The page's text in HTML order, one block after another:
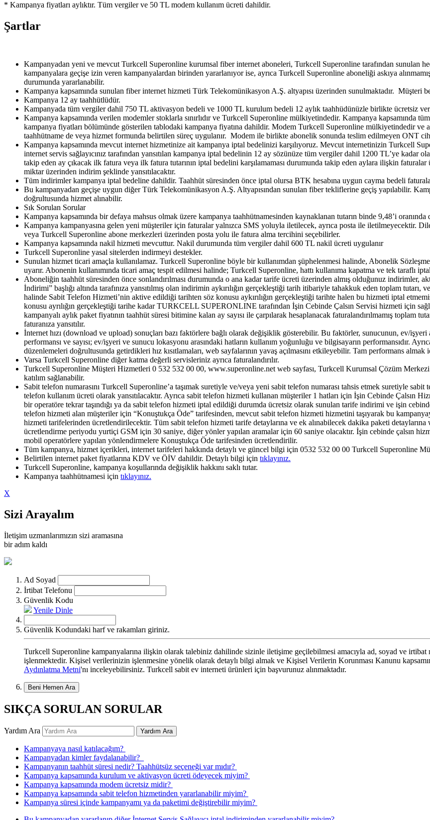
​* Kampanya fiyatları aylıktır. Tüm vergiler ve 50 TL modem kullanım ücreti dahildir.
Şartlar
Kampanyadan yeni ve mevcut Turkcell Superonline kurumsal fiber internet aboneleri, Turkcell Superonline tarafından sunulan
kampanyalara geçişe izin veren kampanyalardan birinden yararlanıyor ise, ayrıca Turkcell Superonline aboneliği askıya
durumunda yararlanabilir.
Kampanya kapsamında sunulan fiber internet hizmeti Türk Telekomünikasyon A.Ş. altyapısı üzerinden sunulmaktadır. Müşteri
Kampanya 12 ay taahhütlüdür.
Kampanyada tüm vergiler dahil 750 TL aktivasyon bedeli ve 1000 TL kurulum bedeli 12 aylık taahhüdünüzle birlikte ücretsiz
Kampanya kapsamında verilen modemler stoklarla sınırlıdır ve Turkcell Superonline mülkiyetindedir. Kampanya kapsamında
kampanya fiyatları bölümünde gösterilen tablodaki kampanya fiyatına dahildir. Modem Turkcell Superonline mülkiyetindedir
taahhütname de veya hizmet formunda belirtilen süreç uygulanır. Modem ile birlikte abonelik sonunda teslim edilmeyen ONT
Kampanya kapsamında mevcut internet hizmetinize ait kampanya iptal bedelinizi karşılıyoruz. Mevcut internetinizin Turkcell
internet servis sağlayıcınız tarafından yansıtılan kampanya iptal bedelinin 12 ay sözünüze tüm vergiler dahil 1200 TL’ye kadar
takip eden ay çıkacak ilk fatura veya ilk fatura tutarının iptal bedelini karşılamaması durumunda takip eden aylara ilişkin faturalar
miktar üzerinden indirim şeklinde yansıtılacaktır.
Tüm indirimler kampanya iptal bedeline dahildir. Taahhüt süresinden önce iptal olursa BTK hesabına uygun cayma bedeli
Bu kampanyadan geçişe uygun diğer Türk Telekomünikasyon A.Ş. Altyapısından sunulan fiber tekliflerine geçiş yapılabilir.
doğrultusunda hizmet alınabilir.
Sık Sorulan Sorular​
Kampanya kapsamında bir defaya mahsus olmak üzere kampanya taahhütnamesinden kaynaklanan tutarın binde 9,48’i oranında
Kampanya kampanyasına gelen yeni müşteriler için faturalar yalnızca SMS yoluyla iletilecek, ayrıca posta ile iletilmeyecektir.
veya Turkcell Superonline abone merkezleri üzerinden posta yolu ile fatura alma tercihini seçebilirler.
Kampanya kapsamında nakil hizmeti mevcuttur. Nakil durumunda tüm vergiler dahil 600 TL nakil ücreti uygulanır
Turkcell Superonline yasal sitelerden indirmeyi destekler.
Sunulan hizmet ticari amaçla kullanılamaz. Turkcell Superonline böyle bir kullanımdan şüphelenmesi halinde, Abonelik
uyarır. Abonenin kullanımında ticari amaç tespit edilmesi halinde; Turkcell Superonline, hattı kullanıma kapatma ve tek taraflı iptal
Aboneliğin taahhüt süresinden önce sonlandırılması durumunda o ana kadar tarife ücreti üzerinden almış olduğunuz indirimler,
İndirimi” başlığı altında tarafınıza yansıtılmış olan indirimin aykırılığın gerçekleştiği tarih itibariyle tahakkuk eden toplam
halinde Sabit Telefon Hizmeti’nin aktive edildiği tarihten söz konusu aykırılığın gerçekleştiği tarihte halen bu hizmeti iptal
konusu ayrılığın gerçekleştiği tarihe kadar TURKCELL SUPERONLINE tarafından İşin Cebinde Çalsın Servisi hizmeti için
kampanyalı aylık paket fiyatının taahhüt süresi bitimine kalan ay sayısı ile çarpılarak hesaplanacak faturalandırılmamış toplam
faturanıza yansıtılır.
İnternet hızı (download ve upload) sonuçları bazı faktörlere bağlı olarak değişiklik gösterebilir. Bu faktörler, sunucunun, ev/
performansı ve sayısı; ev/işyeri ve sunucu lokasyonu arasındaki hatların kullanım yoğunluğu ve bilgisayarın performansıdır.
düzenlemeleri doğrultusunda getirdikleri hız kısıtlamaları, web sayfalarının yavaş açılmasını etkileyebilir. Tam performans
Varsa Turkcell Superonline diğer katma değerli servisleriniz ayrıca faturalandırılır.
Turkcell Superonline Müşteri Hizmetleri 0 532 532 00 00, www.superonline.net web sayfası, Turkcell Kurumsal Çözüm
katılım sağlanabilir.
Sabit telefon numarasını Turkcell Superonline’a taşımak suretiyle ve/veya yeni sabit telefon numarası tahsis etmek suretiyle
telefon kullanım ücreti olarak yansıtılacaktır. Ayrıca sabit telefon hizmeti kullanan müşteriler 1 hatları için İşin Cebinde Çalsın
bir operatöre tekrar taşındığı ya da sabit telefon hizmeti iptal edildiği durumda ücretsiz olarak sunulan tarife indirimi ve işin
telefon hizmeti alan müşteriler için “Konuştukça Öde” tarifesinden, mevcut sabit telefon hizmeti hizmetini taşıyarak bu
hizmeti tarifelerinden ücretlendirilecektir. Tüm sabit telefon hizmeti tarife detaylarına ve ek alınabilecek dakika paketi
ücretlendirme periyodu yurtiçi GSM için 30 saniye, diğer yönler yapılan aramalar için 60 saniye olacaktır. İşin cebinde çalsın
mobil operatörlere yapılan yönlendirmelere Konuştukça Öde tarifesinden ücretlendirilir.​
Tüm kampanya, hizmet içerikleri, internet tarifeleri hakkında detaylı ve güncel bilgi için 0532 532 00 00 Turkcell Superonline
Belirtilen internet paket fiyatlarına KDV ve ÖİV dahildir. Detaylı bilgi için tıklayınız.
Turkcell Superonline, kampanya koşullarında değişiklik hakkını saklı tutar.
Kampanya taahhütnamesi için tıklayınız.​
X
Sizi Arayalım
İletişim uzmanlarımızın sizi aramasına
bir adım kaldı
Ad Soyad
İrtibat Telefonu
Güvenlik Kodu
Yenile Dinle
Güvenlik Kodundaki harf ve rakamları giriniz.
Turkcell Superonline kampanyalarına ilişkin olarak talebiniz dahilinde sizinle iletişime geçilebilmesi amacıyla ad, soyad ve
işlenmektedir. Kişisel verilerinizin işlenmesine yönelik olarak detaylı bilgi almak ve Kişisel Verilerin Korunması Kanunu
Aydınlatma Metni'nı inceleyebilirsiniz. Turkcell sabit ev interneti ürünleri için başvurunuz alınmaktadır.
Beni Hemen Ara
SIKÇA SORULAN SORULAR
Yardım Ara Yardım Ara
​Kampanyaya nasıl katılacağım? ​
Kampanyadan kimler faydalanabilir? ​​ ​​​
Kampanyanın taahhüt süresi nedir? Taahhütsüz seçeneği var mıdır? ​
Kampanya kapsamında kurulum ve aktivasyon ücreti ödeyecek miyim? ​​
Kampanya kapsamında modem ücretsiz midir? ​​
Kampanya kapsamında sabit telefon hizmetinden yararlanabilir miyim? ​
Kampanya süresi içinde kampanyamı ya da paketimi değiştirebilir miyim? ​​